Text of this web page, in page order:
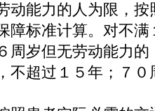
动能力的人为限，
障标准计算。对不
周岁但无劳动能力
不超过１５年；７